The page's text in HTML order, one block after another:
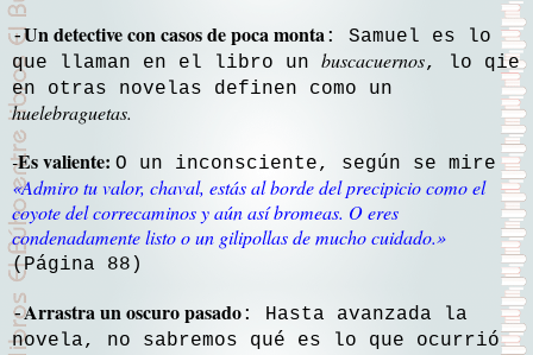
-Un detective con casos de poca monta: Samuel es lo
que llaman en el libro un buscacuernos, lo qie
en otras novelas definen como un
huelebraguetas.
-Es valiente: O un inconsciente, según se mire
«Admiro tu valor, chaval, estás al borde del precipicio como el
coyote del correcaminos y aún así bromeas. O eres
condenadamente listo o un gilipollas de mucho cuidado.»
(Página 88)
-Arrastra un oscuro pasado: Hasta avanzada la
novela, no sabremos qué es lo que ocurrió